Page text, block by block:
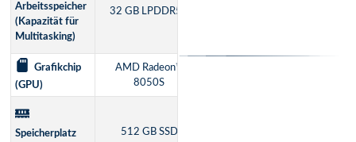
Arbeitsspeicher
(Kapazität für
Multitasking)
32 GB LPDDR5X
Grafikchip
(GPU)
AMD Radeon™
8050S
Speicherplatz
512 GB SSD